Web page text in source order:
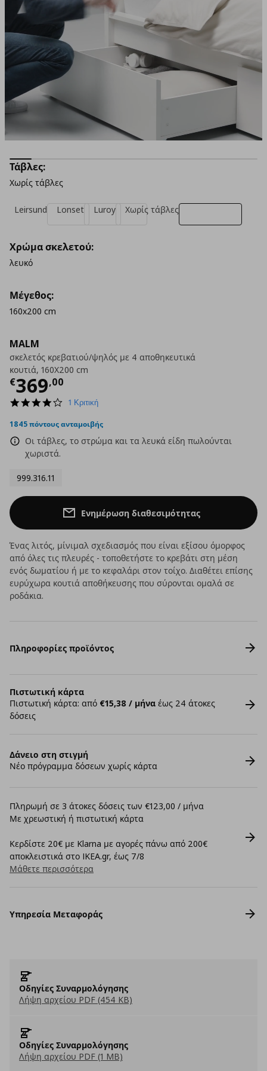
MALM
σκελετός κρεβατιού/ψηλός με 4 αποθηκευτικά
κουτιά, 160X200 cm
€369,00
Τρέχουσα τιμή
4.0
rating
1 Κριτική
1845 πόντους ανταμοιβής
Οι τάβλες, το στρώμα και τα λευκά είδη πωλούνται
χωριστά.
999.316.11
Τάβλες:
Χωρίς τάβλες
Leirsund Lonset Luroy Χωρίς τάβλες
Χρώμα σκελετού:
λευκό
Μέγεθος:
160x200 cm
Ενημέρωση διαθεσιμότητας
Ένας λιτός, μίνιμαλ σχεδιασμός που είναι εξίσου όμορφος
από όλες τις πλευρές - τοποθετήστε το κρεβάτι στη μέση
ενός δωματίου ή με το κεφαλάρι στον τοίχο. Διαθέτει επίσης
ευρύχωρα κουτιά αποθήκευσης που σύρονται ομαλά σε
ροδάκια.
Πληροφορίες προϊόντος
Πιστωτική κάρτα
Πιστωτική κάρτα: από €15,38 / μήνα έως 24 άτοκες
δόσεις
Δάνειο στη στιγμή
Νέο πρόγραμμα δόσεων χωρίς κάρτα
Πληρωμή σε 3 άτοκες δόσεις των €123,00 / μήνα
Με χρεωστική ή πιστωτική κάρτα
Κερδίστε 20€ με Klarna με αγορές πάνω από 200€
αποκλειστικά στο IKEA.gr, έως 7/8
Μάθετε περισσότερα
Υπηρεσία Μεταφοράς
Οδηγίες Συναρμολόγησης
Λήψη αρχείου PDF (454 KB)
Οδηγίες Συναρμολόγησης
Λήψη αρχείου PDF (1 MB)